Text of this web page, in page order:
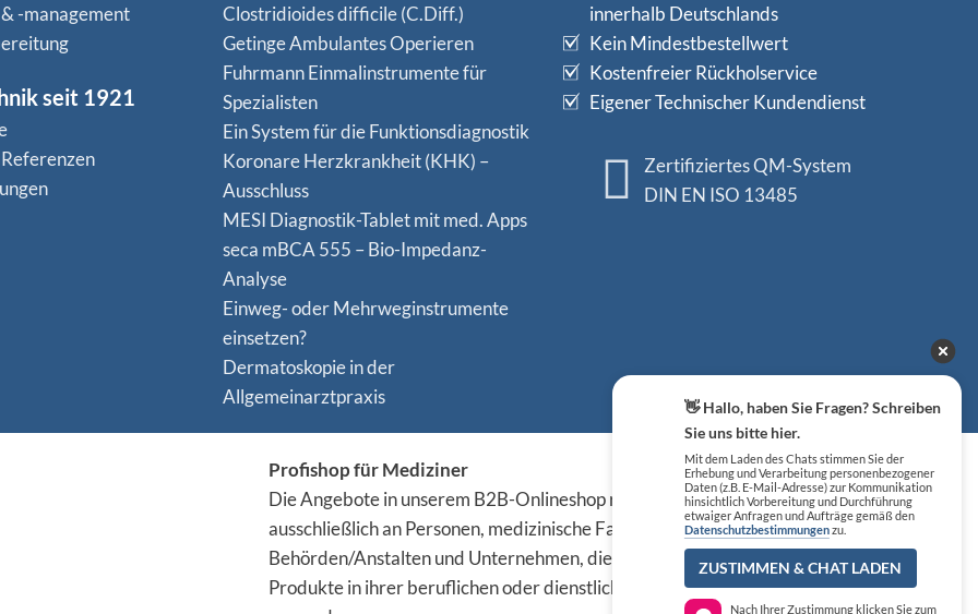
-management
seit 1921
Clostridioides difficile (C.Diff.)
Getinge Ambulantes Operieren
Fuhrmann Einmalinstrumente für
Spezialisten
Ein System für die Funktionsdiagnostik
Koro­nare Herz­krank­heit (KHK) –
Ausschluss
MESI Diagnostik-Tablet mit med. Apps
seca mBCA 555 – Bio-Impedanz-
Analyse
Einweg- oder Mehrweginstrumente
einsetzen?
Dermatoskopie in der
Allgemeinarztpraxis
innerhalb Deutschlands
Kein Mindestbestellwert
Kostenfreier Rückholservice
Eigener Technischer Kundendienst
Zertifiziertes QM-System
DIN EN ISO 13485
Profishop für Mediziner
Die Angebote in unserem B2B-Onlineshop richten sich
ausschließlich an Personen, medizinische Fachkreise,
Behörden/Anstalten und Unternehmen, die die
Produkte in ihrer beruflichen oder dienstlichen Tätigkeit
Sicher einkaufen
👋 Hallo, haben Sie Fragen? Schreiben
Sie uns bitte hier.
Mit dem Laden des Chats stimmen Sie der
Erhebung und Verarbeitung personenbezogener
Daten (z.B. E-Mail-Adresse) zur Kommunikation
hinsichtlich Vorbereitung und Durchführung
etwaiger Anfragen und Aufträge gemäß den
Datenschutzbestimmungenzu.
ZUSTIMMEN & CHAT LADEN
Nach Ihrer Zustimmung klicken Sie zum